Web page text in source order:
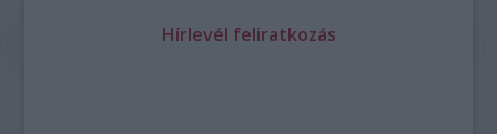
Hírlevél feliratkozás